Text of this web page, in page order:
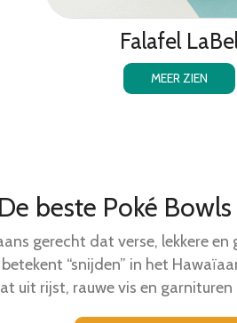
Falafel
MEER ZIEN
De beste Poké
gerecht dat verse, lekkere
“snijden” in het
uit rijst, rauwe vis en garnituren